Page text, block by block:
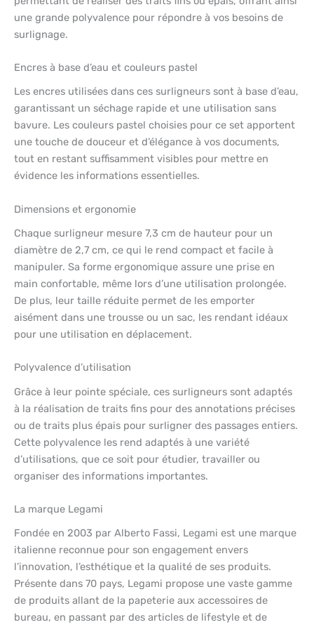
une grande polyvalence pour répondre à vos besoins de
surlignage.
Encres à base d’eau et couleurs pastel
Les encres utilisées dans ces surligneurs sont à base d’eau,
garantissant un séchage rapide et une utilisation sans
bavure. Les couleurs pastel choisies pour ce set apportent
une touche de douceur et d’élégance à vos documents,
tout en restant suffisamment visibles pour mettre en
évidence les informations essentielles.
Dimensions et ergonomie
Chaque surligneur mesure 7,3 cm de hauteur pour un
diamètre de 2,7 cm, ce qui le rend compact et facile à
manipuler. Sa forme ergonomique assure une prise en
main confortable, même lors d’une utilisation prolongée.
De plus, leur taille réduite permet de les emporter
aisément dans une trousse ou un sac, les rendant idéaux
pour une utilisation en déplacement.
Polyvalence d’utilisation
Grâce à leur pointe spéciale, ces surligneurs sont adaptés
à la réalisation de traits fins pour des annotations précises
ou de traits plus épais pour surligner des passages entiers.
Cette polyvalence les rend adaptés à une variété
d’utilisations, que ce soit pour étudier, travailler ou
organiser des informations importantes.
La marque Legami
Fondée en 2003 par Alberto Fassi, Legami est une marque
italienne reconnue pour son engagement envers
l’innovation, l’esthétique et la qualité de ses produits.
Présente dans 70 pays, Legami propose une vaste gamme
de produits allant de la papeterie aux accessoires de
bureau, en passant par des articles de lifestyle et de